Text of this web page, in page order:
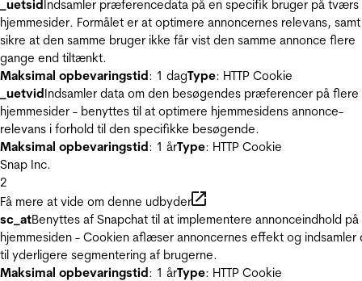
_uetsidIndsamler præferencedata på en specifik bruger på tværs
hjemmesider. Formålet er at optimere annoncernes relevans, samt
sikre at den samme bruger ikke får vist den samme annonce flere
gange end tiltænkt.
Maksimal opbevaringstid: 1 dagType: HTTP Cookie
_uetvidIndsamler data om den besøgendes præferencer på flere
hjemmesider - benyttes til at optimere hjemmesidens annonce-
relevans i forhold til den specifikke besøgende.
Maksimal opbevaringstid: 1 årType: HTTP Cookie
Snap Inc.
2
Få mere at vide om denne udbyder
sc_atBenyttes af Snapchat til at implementere annonceindhold på
hjemmesiden - Cookien aflæser annoncernes effekt og indsamler
til yderligere segmentering af brugerne.
Maksimal opbevaringstid: 1 årType: HTTP Cookie